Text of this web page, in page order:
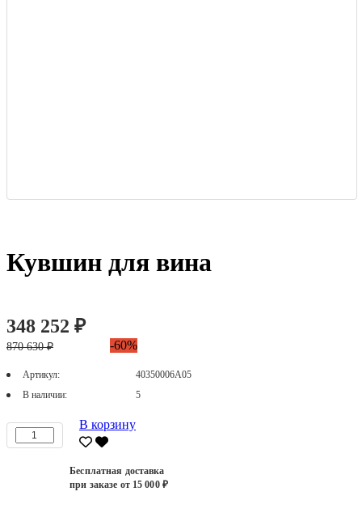
Кувшин для вина
348 252 ₽
870 630 ₽ -60%
Артикул:
40350006А05
В наличии:
5
В корзину
Бесплатная доставка
при заказе от 15 000 ₽